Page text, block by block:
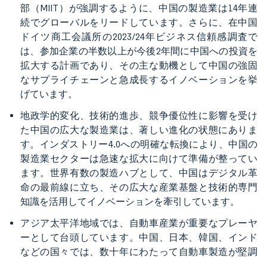
部（MIIT）が強調するように、中国の製造業は14年連
続でグローバルをリードしています。さらに、在中国
ドイツ商工会議所の2023/24年ビジネス信頼感調査で
は、参加企業の半数以上が今後2年間に中国への投資を
拡大する計画であり、その主な動機として中国の強固
なサプライチェーンと急成長するイノベーションを挙
げています。
地政学的変化、技術的進歩、競争優位性に影響を受け
た中国の広大な製造業は、著しい進化の状態にありま
す。インダストリー4.0への明確な転換により、中国の
製造業セクターは急速な拡大に向けて準備が整ってい
ます。世界有数の製造ハブとして、中国はデジタル革
命の最前線に立ち、その広大な産業基盤と技術的専門
知識を活用してイノベーションを牽引しています。
アジア太平洋地域では、自動車産業が重要なプレーヤ
ーとして台頭しています。中国、日本、韓国、インド
などの国々では、数十年にわたって自動車製造が堅調